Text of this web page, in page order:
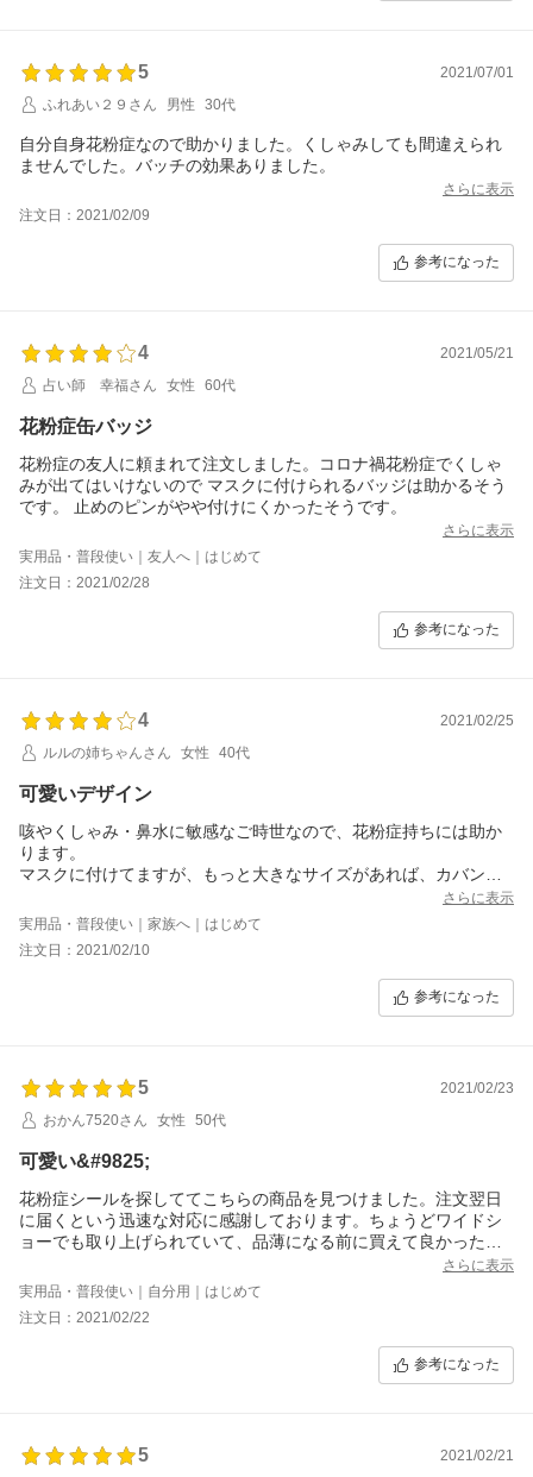
5
2021/07/01
ふれあい２９さん
男性 30代
自分自身花粉症なので助かりました。くしゃみしても間違えられ
ませんでした。バッチの効果ありました。
さらに表示
注文日：2021/02/09
参考になった
4
2021/05/21
占い師 幸福さん
女性 60代
花粉症缶バッジ
花粉症の友人に頼まれて注文しました。コロナ禍花粉症でくしゃ
みが出てはいけないので マスクに付けられるバッジは助かるそう
です。 止めのピンがやや付けにくかったそうです。
さらに表示
実用品・普段使い｜友人へ｜はじめて
注文日：2021/02/28
参考になった
4
2021/02/25
ルルの姉ちゃんさん
女性 40代
可愛いデザイン
咳やくしゃみ・鼻水に敏感なご時世なので、花粉症持ちには助か
ります。
マスクに付けてますが、もっと大きなサイズがあれば、カバンや
さらに表示
実用品・普段使い｜家族へ｜はじめて
注文日：2021/02/10
参考になった
5
2021/02/23
おかん7520さん
女性 50代
可愛い&#9825;
花粉症シールを探しててこちらの商品を見つけました。注文翌日
に届くという迅速な対応に感謝しております。ちょうどワイドシ
ョーでも取り上げられていて、品薄になる前に買えて良かったで
す。3個あるので、一つは娘にあげようと思います。色は迷って青
を選びましたが、赤も欲しいなと思います。ありがとうございま
さらに表示
実用品・普段使い｜自分用｜はじめて
注文日：2021/02/22
参考になった
5 2021/02/21